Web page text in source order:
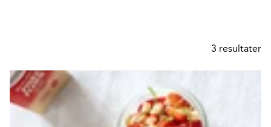
3 resultater